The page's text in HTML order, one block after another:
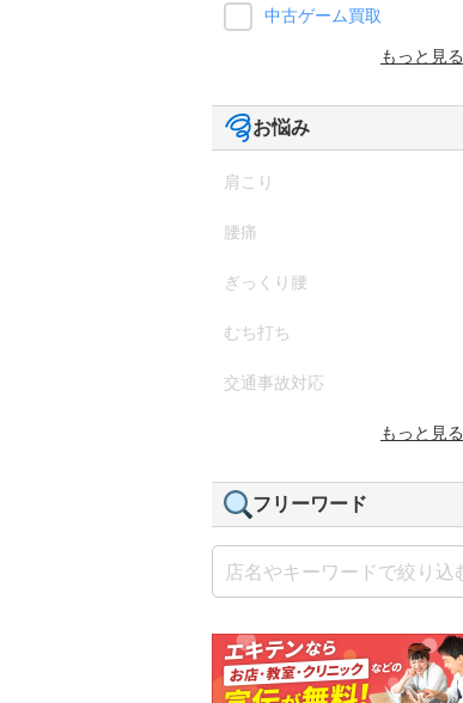
中古ゲーム買取
もっと見る
お悩み
肩こり
腰痛
ぎっくり腰
むち打ち
交通事故対応
もっと見る
フリーワード